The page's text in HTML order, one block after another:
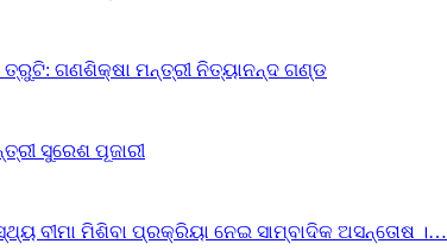
ଗଣଶିକ୍ଷା ମନ୍ତ୍ରୀ ନିତ୍ୟାନନ୍ଦ ଗଣ୍ଡ
ସୁରେଶ ପୂଜାରୀ
ବୀମା ମିଶିବା ପ୍ରକ୍ରିୟା ନେଇ ସାମ୍ବାଦିକ ଅସନ୍ତୋଷ ।…